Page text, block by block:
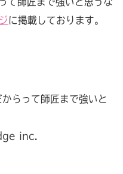
に掲載しております。
らって師匠まで強いと
inc.